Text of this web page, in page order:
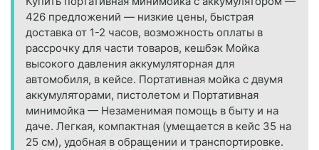
426 предложений — низкие цены, быстрая
доставка от 1-2 часов, возможность оплаты в
рассрочку для части товаров, кешбэк Мойка
высокого давления аккумуляторная для
автомобиля, в кейсе. Портативная мойка с двумя
аккумуляторами, пистолетом и Портативная
минимойка — Незаменимая помощь в быту и на
даче. Легкая, компактная (умещается в кейс 35 на
25 см), удобная в обращении и транспортировке.